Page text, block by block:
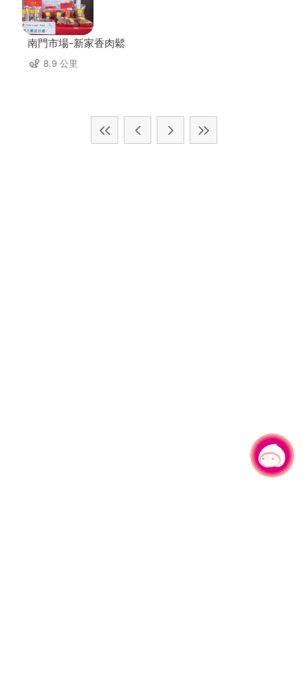
南門市場-新家香肉鬆
8.9 公里